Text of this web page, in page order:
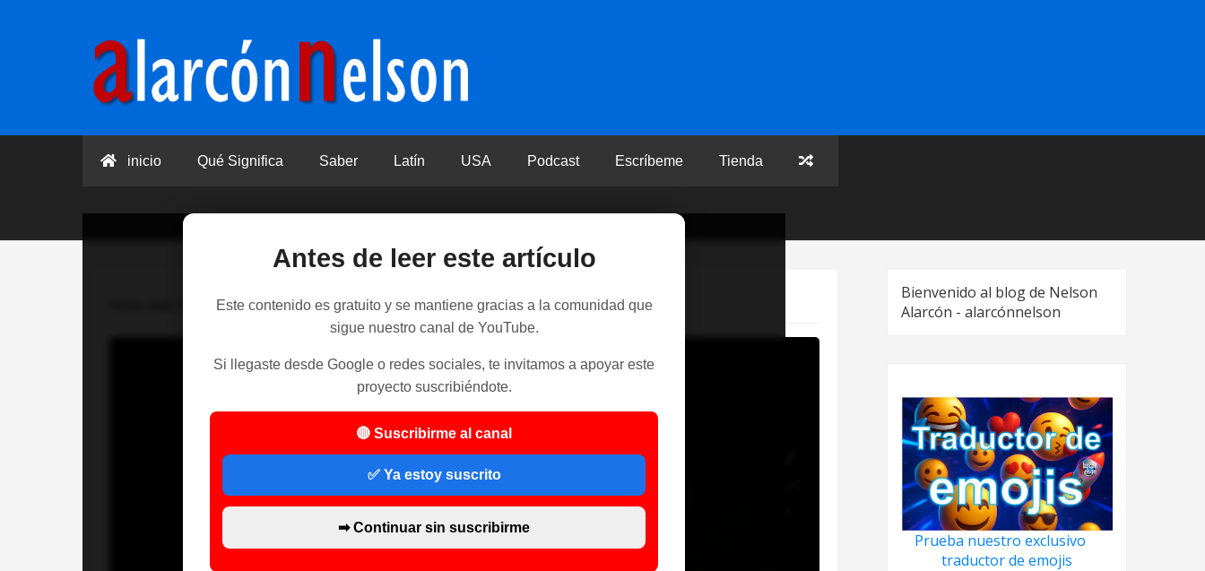
inicio Qué Significa Saber Latín USA Podcast Escríbeme Tienda
Antes de leer este artículo
Este contenido es gratuito y se mantiene gracias a la comunidad que
sigue nuestro canal de YouTube.
Si llegaste desde Google o redes sociales, te invitamos a apoyar este
proyecto suscribiéndote.
🔴 Suscribirme al canal
✅ Ya estoy suscrito
➡ Continuar sin suscribirme
que significa > ¿Qué Significa fascismo?
Bienvenido al blog de Nelson
Alarcón - alarcónnelson
Prueba nuestro exclusivo
traductor de emojis